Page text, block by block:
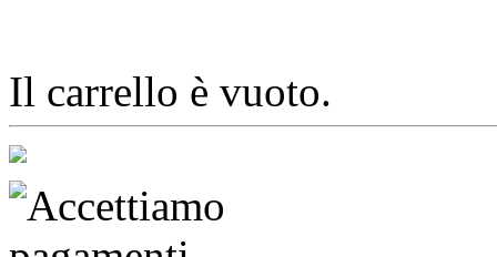
Il carrello è vuoto.